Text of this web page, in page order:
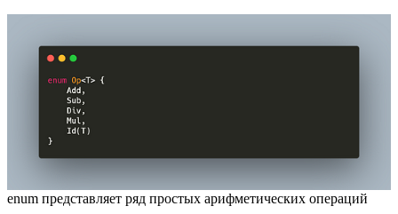
enum представляет ряд простых арифметических операций